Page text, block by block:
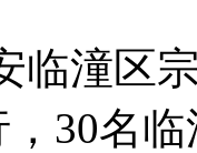
临潼区
30名